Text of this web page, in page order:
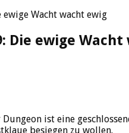
ewige Wacht wacht ewig
Die ewige
ist eine
besiegen zu wollen.